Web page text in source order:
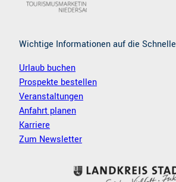
Wichtige Informationen auf die Schnelle
Urlaub buchen
Prospekte bestellen
Veranstaltungen
Anfahrt planen
Karriere
Zum Newsletter